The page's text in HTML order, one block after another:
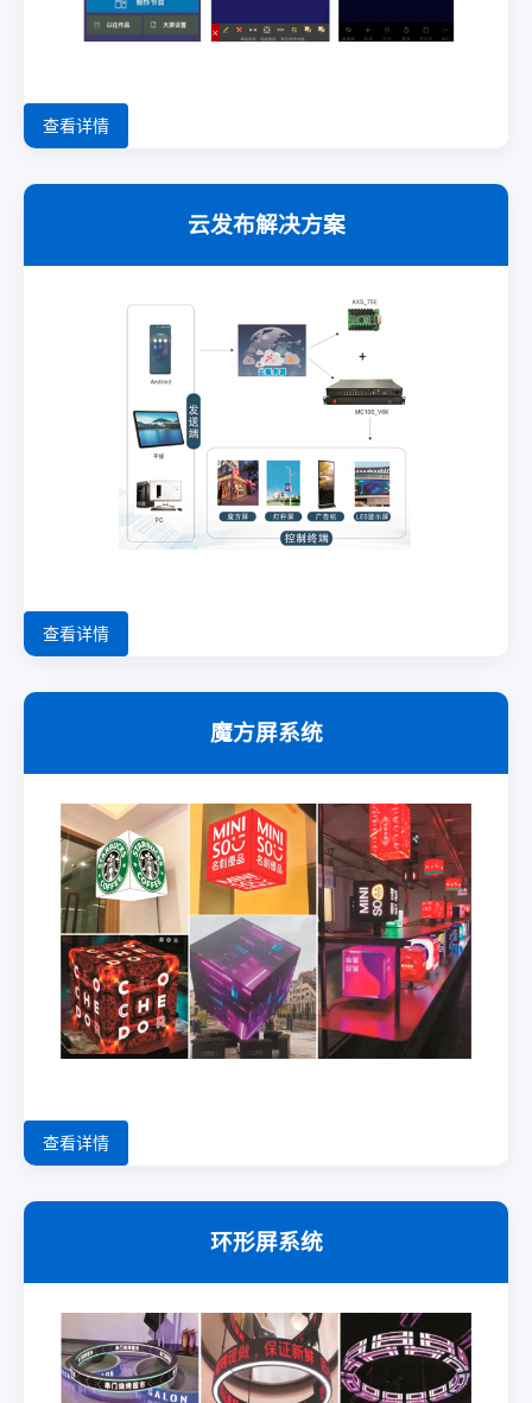
查看详情
云发布解决方案
查看详情
魔方屏系统
查看详情
环形屏系统